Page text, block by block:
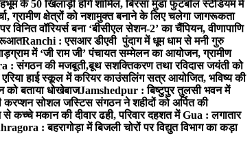
के 50 खिलाड़ी होंगे शामिल, बिरसा मुंडा फुटबॉल स्टेडियम में
ग्रामीण क्षेत्रों को नशामुक्त बनाने के लिए चलेगा जागरूकता
वॉरियर्स बना ‘बीसीएल सेशन-2’ का चैंपियन, वीणापाणि
Ranchi : एसआर डीएवी पुंदाग में धूम धाम से मनी गुरु
में ‘जी राम जी’ पंचायत सम्मेलन का आयोजन, ग्रामीण
: संगठन की मजबूती,बूथ सशक्तिकरण तथा रविदास जयंती को
हाई स्कूल में करियर काउंसलिंग सत्र आयोजित, भविष्य की
बताया धोखेबाजJamshedpur : बिष्टुपुर तुलसी भवन में
सोशल जस्टिस संगठन ने शहीदों को अर्पित की
से कच्चे मकान की दीवार ढही, परिवार दहशत मेंGua : लगातार
: बहरागोड़ा में बिजली चोरों पर विद्युत विभाग का कड़ा